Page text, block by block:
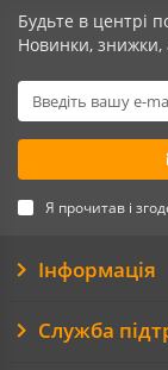
Будьте в центрі
Новинки, знижки,
Я прочитав і
Інформація
Служба